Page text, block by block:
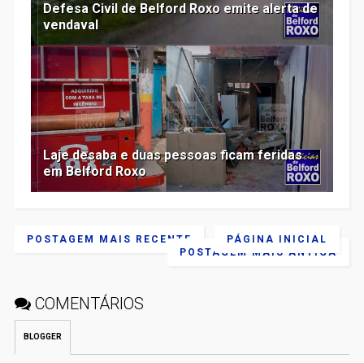
Defesa Civil de Belford Roxo emite alerta de
vendaval
Laje desaba e duas pessoas ficam feridas
em Belford Roxo
POSTAGEM MAIS RECENTE
POSTAGEM MAIS ANTIGA
PÁGINA INICIAL
COMENTÁRIOS
BLOGGER